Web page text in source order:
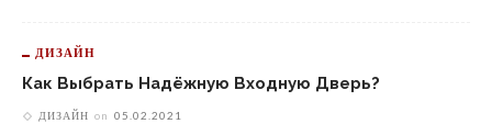
ДИЗАЙН
Как Выбрать Надёжную Входную Дверь?
ДИЗАЙН on 05.02.2021